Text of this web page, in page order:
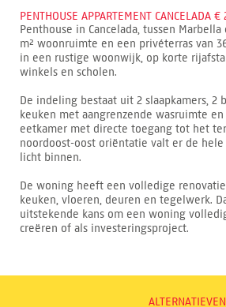
PENTHOUSE APPARTEMENT CANCELADA
Penthouse in Cancelada, tussen
m² woonruimte en een privéterras van
in een rustige woonwijk, op korte
winkels en scholen.
De indeling bestaat uit 2 slaapkamers, 2
keuken met aangrenzende wasruimte
eetkamer met directe toegang tot het
noordoost-oost oriëntatie valt er de
licht binnen.
De woning heeft een volledige
keuken, vloeren, deuren en tegelwerk.
uitstekende kans om een woning
creëren of als investeringsproject.
ALTERNATIEVEN